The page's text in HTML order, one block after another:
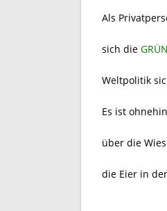
Als
sich die
Weltpolitik
Es ist
über die
die Eier in